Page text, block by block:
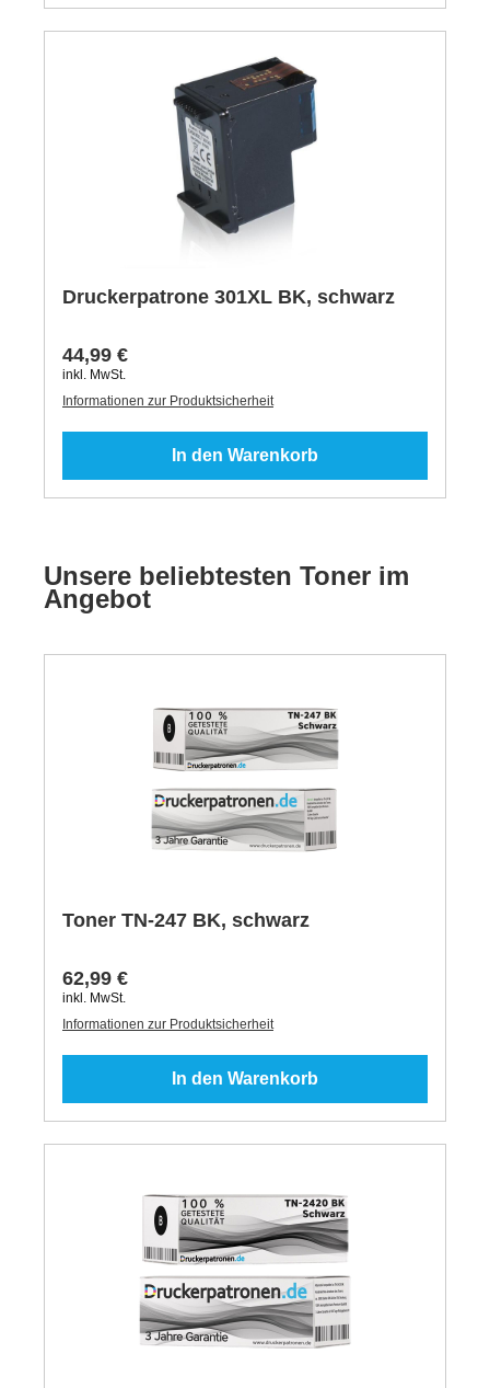
Druckerpatrone 301XL BK, schwarz
44,99 €
inkl. MwSt.
Informationen zur Produktsicherheit
In den Warenkorb
Unsere beliebtesten Toner im
Angebot
Toner TN-247 BK, schwarz
62,99 €
inkl. MwSt.
Informationen zur Produktsicherheit
In den Warenkorb